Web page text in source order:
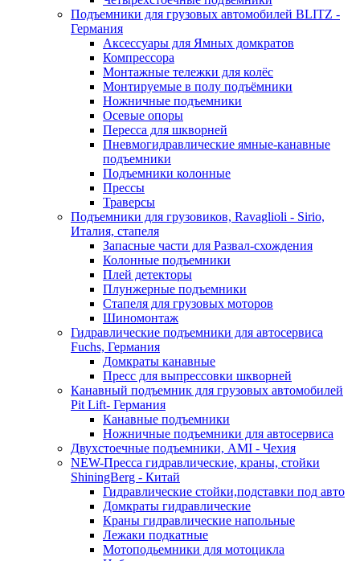
Подъемники для грузовых автомобилей BLITZ -
Германия
Аксессуары для Ямных домкратов
Компрессора
Монтажные тележки для колёс
Монтируемые в полу подъёмники
Ножничные подъемники
Осевые опоры
Пересса для шкворней
Пневмогидравлические ямные-канавные
подъемники
Подъемники колонные
Прессы
Траверсы
Подъемники для грузовиков, Ravaglioli - Sirio,
Италия, стапеля
Запасные части для Развал-схождения
Колонные подъемники
Плей детекторы
Плунжерные подъемники
Стапеля для грузовых моторов
Шиномонтаж
Гидравлические подъемники для автосервиса
Fuchs, Германия
Домкраты канавные
Пресс для выпрессовки шкворней
Канавный подъемник для грузовых автомобилей
Pit Lift- Германия
Канавные подъемники
Ножничные подъемники для автосервиса
Двухстоечные подъемники, АМІ - Чехия
NEW-Пресса гидравлические, краны, стойки
ShiningBerg - Китай
Гидравлические стойки,подставки под авто
Домкраты гидравлические
Краны гидравлические напольные
Лежаки подкатные
Мотоподьемники для мотоцикла